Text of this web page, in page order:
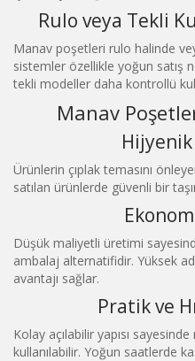
Rulo veya Tekli
Manav poşetleri rulo halinde
sistemler özellikle yoğun satış
tekli modeller daha kontrollü
Manav
Ürünlerin çıplak temasını
satılan ürünlerde güvenli bir
Düşük maliyetli üretimi
ambalaj alternatifidir. Yüksek
avantajı sağlar.
Pratik ve
Kolay açılabilir yapısı
kullanılabilir. Yoğun saatlerde